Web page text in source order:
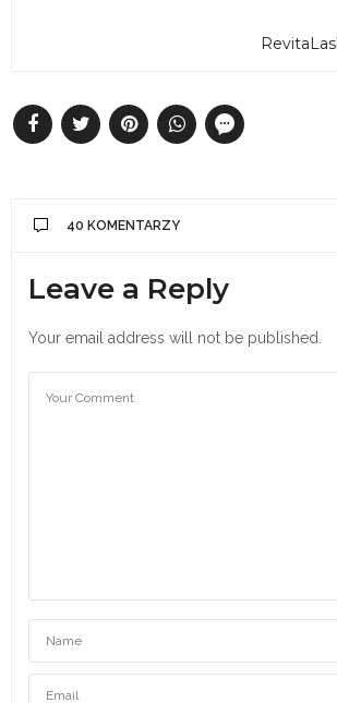
40 KOMENTARZY
Leave a Reply
Your email address will not be published.